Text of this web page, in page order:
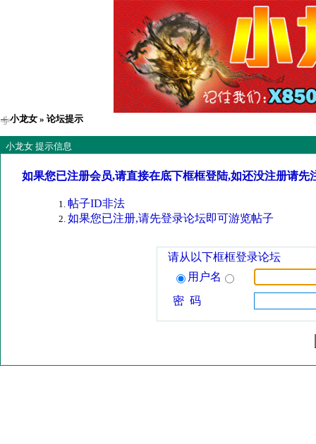
小龙女 » 论坛提示
小龙女 提示信息
如果您已注册会员,请直接在底下框框登陆,如还没注册请先
帖子ID非法
如果您已注册,请先登录论坛即可游览帖子
请从以下框框登录论坛
用户名
密 码